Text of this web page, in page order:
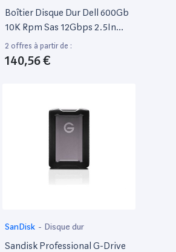
Boîtier Disque Dur Dell 600Gb
10K Rpm Sas 12Gbps 2.5In
Hot-Plug Hard Drive Cuskit
Noir
2 offres à partir de :
140,56 €
SanDisk - Disque dur
Sandisk Professional G-Drive